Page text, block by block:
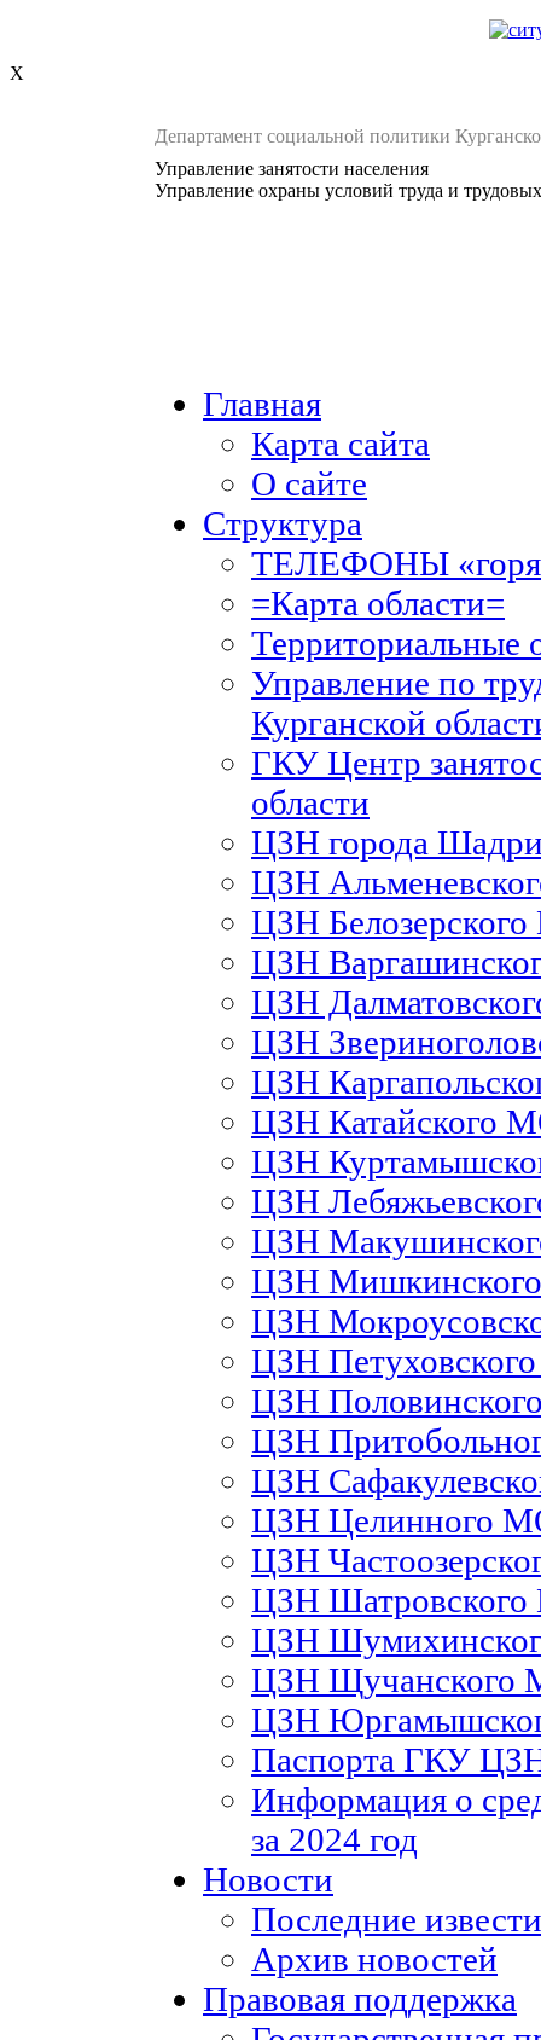
X
Департамент социальной политики
Управление занятости населения
Управление охраны условий труда и
Главная
Карта сайта
О сайте
Структура
ТЕЛЕФОНЫ
=Карта области=
Территориальные
Управление по
Курганской
ГКУ Центр
области
ЦЗН города
ЦЗН
ЦЗН
ЦЗН
ЦЗН
ЦЗН
ЦЗН
ЦЗН Катайского
ЦЗН
ЦЗН
ЦЗН
ЦЗН
ЦЗН
ЦЗН
ЦЗН
ЦЗН
ЦЗН
ЦЗН Целинного
ЦЗН
ЦЗН
ЦЗН
ЦЗН Щучанского
ЦЗН
Паспорта ГКУ
Информация о
за 2024 год
Новости
Последние
Архив новостей
Правовая поддержка